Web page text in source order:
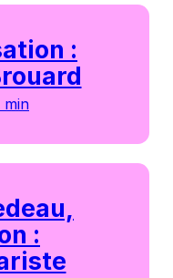
:
min
: